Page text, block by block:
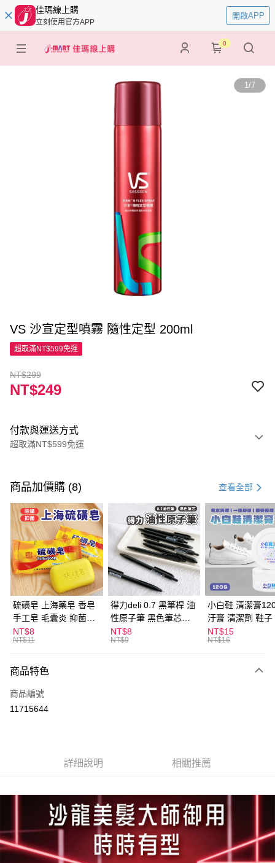
佳瑪線上購
立刻使用官方APP
開啟APP
0
1/7
VS 沙宣定型噴霧 隨性定型 200ml
超取滿NT$599免運
NT$299
NT$249
付款與運送方式
超取滿NT$599免運
信用卡一次付款
超商取貨付款
LINE Pay
Apple Pay
街口支付
悠遊付
ATM付款
全家取貨付款
每筆NT$60，滿NT$599(含以上)免運費
付款後全家取貨
每筆NT$60，滿NT$599(含以上)免運費
每筆NT$60，滿NT$599(含以上)免運費
宅配
每筆NT$120，滿NT$1,999(含以上)免運費
商品加價購 (8) 查看全部
硫磺皂 上海藥皂 香皂
手工皂 毛囊炎 抑菌除
蟎 清潔護膚 去油去痘
寵物皮膚病 狗狗貓咪
NT$8
NT$11
得力deli 0.7 黑筆桿 油
性原子筆 黑色筆芯
S304
NT$8
NT$9
小白鞋 清潔膏
汙膏 清潔劑 鞋子
漬 白皮鞋 鞋油
NT$15
NT$16
商品特色
商品編號
11715644
詳細說明 相關推薦